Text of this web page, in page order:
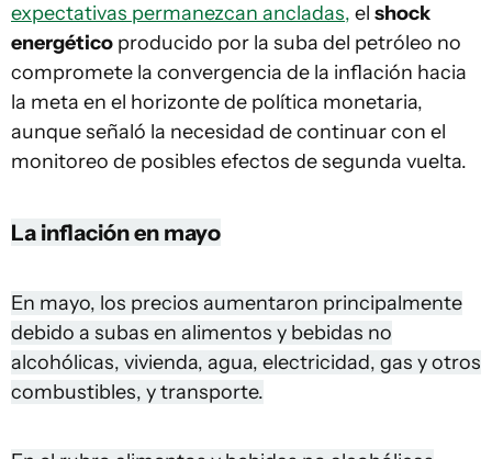
expectativas permanezcan ancladas, el shock
energético producido por la suba del petróleo no
compromete la convergencia de la inflación hacia
la meta en el horizonte de política monetaria,
aunque señaló la necesidad de continuar con el
monitoreo de posibles efectos de segunda vuelta.
La inflación en mayo
En mayo, los precios aumentaron principalmente
debido a subas en alimentos y bebidas no
alcohólicas, vivienda, agua, electricidad, gas y otros
combustibles, y transporte.